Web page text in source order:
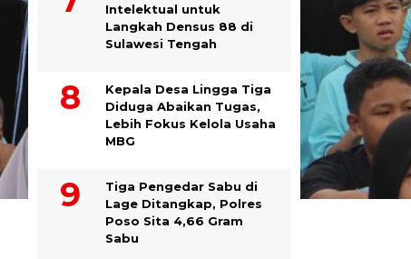
Intelektual untuk
Langkah Densus 88 di
Sulawesi Tengah
Kepala Desa Lingga Tiga
Diduga Abaikan Tugas,
Lebih Fokus Kelola Usaha
MBG
Tiga Pengedar Sabu di
Lage Ditangkap, Polres
Poso Sita 4,66 Gram
Sabu